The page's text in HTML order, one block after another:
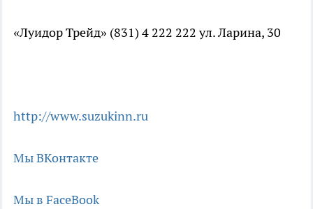
«Луидор Трейд» (831) 4 222 222 ул. Ларина, 30
http://www.suzukinn.ru
Мы ВКонтакте
Мы в FaceBook